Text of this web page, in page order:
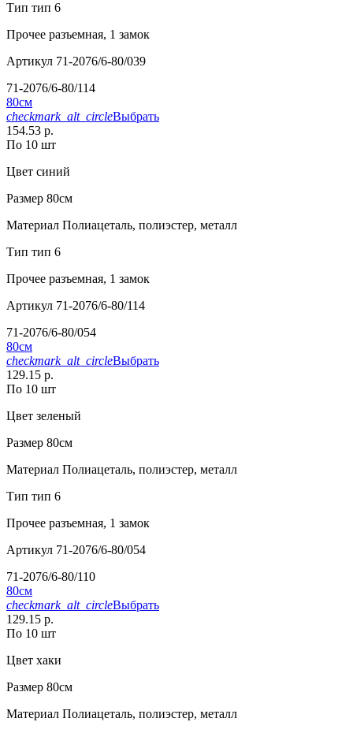
Тип тип 6
Прочее разъемная, 1 замок
Артикул 71-2076/6-80/039
71-2076/6-80/114
80см
checkmark_alt_circleВыбрать
154.53 р.
По 10 шт
Цвет синий
Размер 80см
Материал Полиацеталь, полиэстер, металл
Тип тип 6
Прочее разъемная, 1 замок
Артикул 71-2076/6-80/114
71-2076/6-80/054
80см
checkmark_alt_circleВыбрать
129.15 р.
По 10 шт
Цвет зеленый
Размер 80см
Материал Полиацеталь, полиэстер, металл
Тип тип 6
Прочее разъемная, 1 замок
Артикул 71-2076/6-80/054
71-2076/6-80/110
80см
checkmark_alt_circleВыбрать
129.15 р.
По 10 шт
Цвет хаки
Размер 80см
Материал Полиацеталь, полиэстер, металл